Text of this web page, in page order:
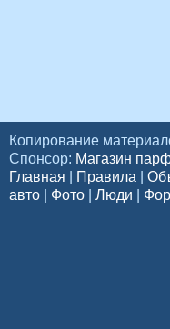
Копирование
Спонсор: Магазин
Главная | Правила |
авто | Фото | Люди |